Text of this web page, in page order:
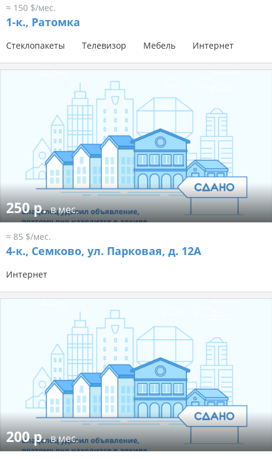
≈ 150 $/мес.
1-к., Ратомка
Стеклопакеты Телевизор Мебель Интернет
250 р.в мес.
≈ 85 $/мес.
4-к., Семково, ул. Парковая, д. 12А
Интернет
200 р.в мес.